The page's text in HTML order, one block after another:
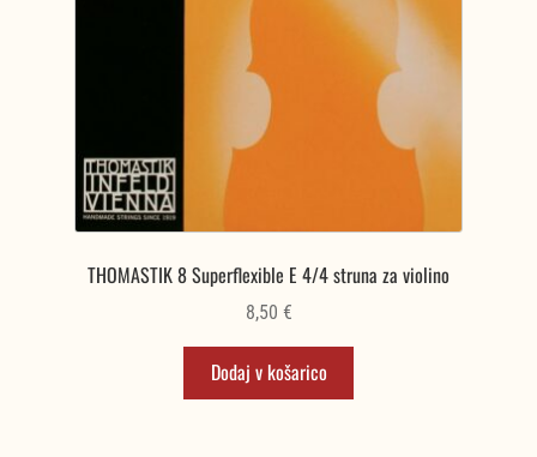
THOMASTIK 8 Superflexible E 4/4 struna za violino
8,50 €
Dodaj v košarico